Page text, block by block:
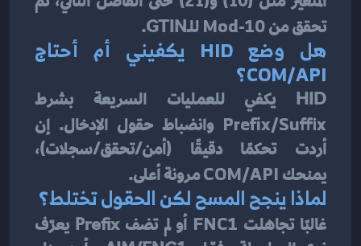
تحقق من Mod-10 للـGTIN.
COM/API؟
HID يكفي للعمليات السريعة بشرط
Prefix/Suffix
يمنحك COM/API مرونة أعلى.
لماذا ينجح المسح لكن الحقول تختلط؟
غالبًا تجاهلت FNC1